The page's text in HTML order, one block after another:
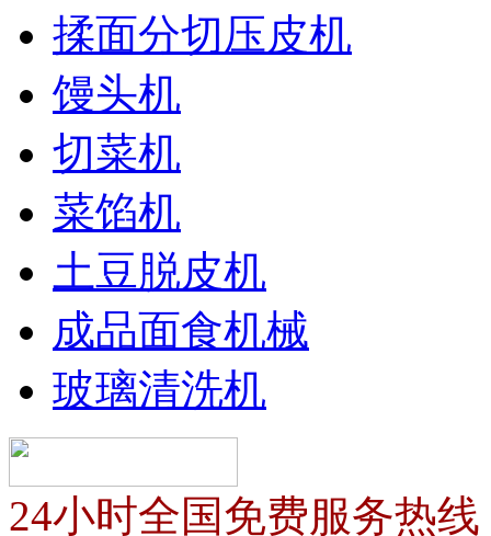
揉面分切压皮机
馒头机
切菜机
菜馅机
土豆脱皮机
成品面食机械
玻璃清洗机
24小时全国免费服务热线